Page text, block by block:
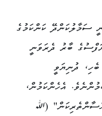
ސަމާލުކަންދޭ ކަންކަމުގެ
ބާރު ދެރަވަނީ
ދުނިޔަވީ
އެހެންކަމުން،
(ﷲ